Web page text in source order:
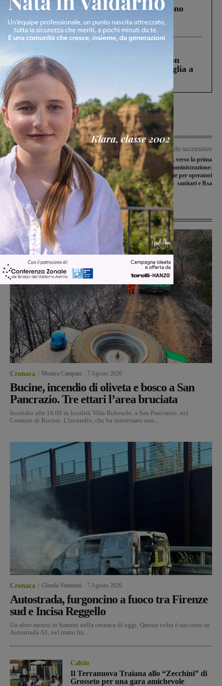
Un anno fa la strage in A1 in cui morirono
Gianni, Giulia e Franco. Lo schianto, il
processo, lo stop ai sorpassi fra tir....
Cronaca 3 Agosto 2026
Scomparso da una struttura di Castiglion
Fiorentino l’uomo che aveva ucciso la figlia a
Levane nel 2020
Articolo precedente
Problemi ai cantieri della scuola
primaria e del ponte Catolfi: le
opposizioni chiedono un Consiglio
straordinario
Articolo successivo
Vaccino anti Covid, verso la prima
fase di somministrazione:
prenotazioni già aperte per operatori
sanitari e Rsa
Ultime Notizie
Cronaca Monica Campani 7 Agosto 2026
Bucine, incendio di oliveta e bosco a San
Pancrazio. Tre ettari l’area bruciata
Incendio alle 16.00 in località Villa Rubeschi, a San Pancrazio, nel
Comune di Bucine. L'incendio, che ha interessato una...
Cronaca Glenda Venturini 7 Agosto 2026
Autostrada, furgoncino a fuoco tra Firenze
sud e Incisa Reggello
Un altro mezzo in fiamme nella cronaca di oggi. Questa volta è successo in
Autostrada A1, nel tratto fra...
Calcio
Il Terranuova Traiana allo “Zecchini” di
Grosseto per una gara amichevole